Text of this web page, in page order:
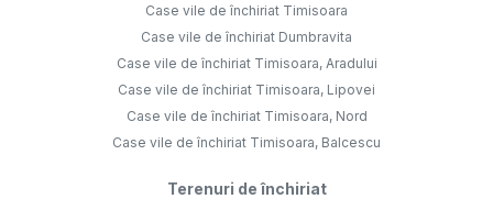
Case vile de închiriat Timisoara
Case vile de închiriat Dumbravita
Case vile de închiriat Timisoara, Aradului
Case vile de închiriat Timisoara, Lipovei
Case vile de închiriat Timisoara, Nord
Case vile de închiriat Timisoara, Balcescu
Terenuri de închiriat